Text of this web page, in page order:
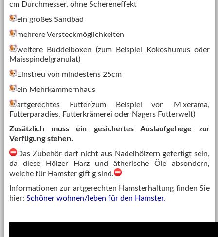
cm Durchmesser, ohne Schereneffekt
ein großes Sandbad
mehrere Versteckmöglichkeiten
weitere Buddelboxen (zum Beispiel Kokoshumus oder
Maisspindelgranulat)
Einstreu von mindestens 25cm
ein Mehrkammernhaus
artgerechtes Futter(zum Beispiel von Mixerama,
Futterparadies, Futterkrämerei oder Nagers Futterwelt)
Zusätzlich muss ein gesichertes Auslaufgehege zur
Verfügung stehen.
Das Zubehör darf nicht aus Nadelhölzern gefertigt sein,
da diese Hölzer Harz und ätherische Öle absondern,
welche für Hamster giftig sind.
Informationen zur artgerechten Hamsterhaltung finden Sie
hier: Schöner wohnen/leben für den Hamster.